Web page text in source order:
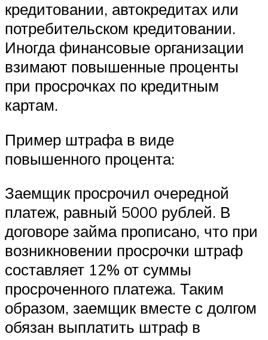
кредитовании, автокредитах или
потребительском кредитовании.
Иногда финансовые организации
взимают повышенные проценты
при просрочках по кредитным
картам.
Пример штрафа в виде
повышенного процента:
Заемщик просрочил очередной
платеж, равный 5000 рублей. В
договоре займа прописано, что при
возникновении просрочки штраф
составляет 12% от суммы
просроченного платежа. Таким
образом, заемщик вместе с долгом
обязан выплатить штраф в